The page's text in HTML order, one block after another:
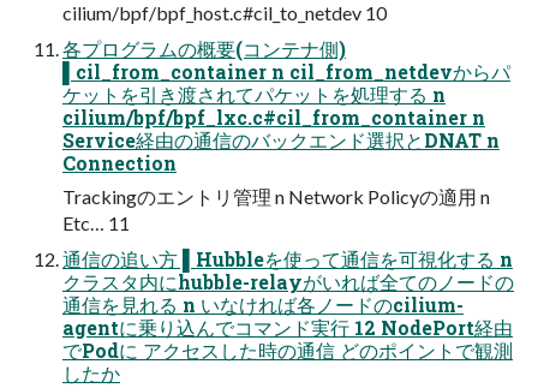
cilium/bpf/bpf_host.c#cil_to_netdev 10
各プログラムの概要(コンテナ側)
▌cil_from_container n cil_from_netdevからパ
ケットを引き渡されてパケットを処理する n
cilium/bpf/bpf_lxc.c#cil_from_container n
Service経由の通信のバックエンド選択とDNAT n
Connection
Trackingのエントリ管理 n Network Policyの適⽤ n
Etc… 11
通信の追い⽅ ▌Hubbleを使って通信を可視化する n
クラスタ内にhubble-relayがいれば全てのノードの
通信を⾒れる n いなければ各ノードのcilium-
agentに乗り込んでコマンド実⾏ 12 NodePort経由
でPodに アクセスした時の通信 どのポイントで観測
したか